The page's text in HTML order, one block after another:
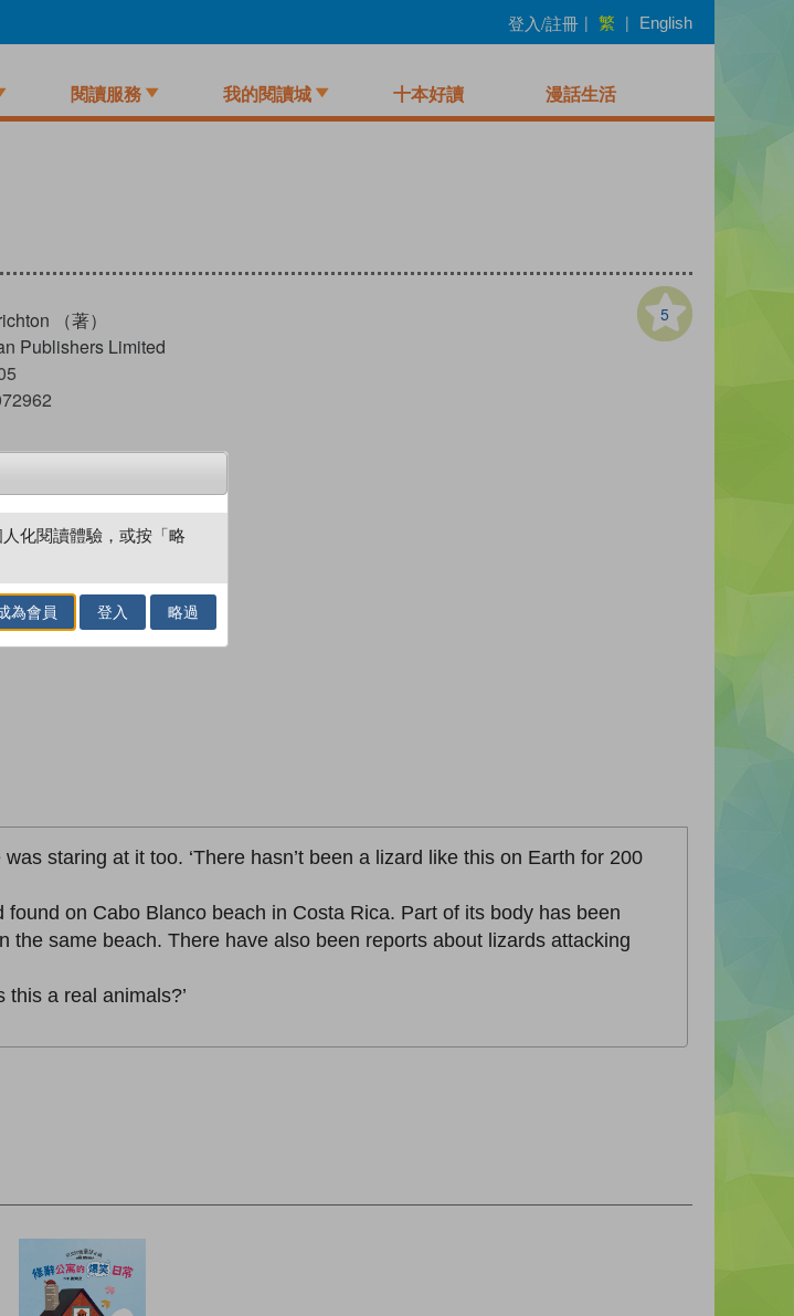
登入/註冊 | 繁 | English
閱讀服務 我的閱讀城 十本好讀 漫話生活
5
（著）
Publishers Limited
加入閱讀紀錄
staring at it too. ‘There hasn’t been a lizard like this on Earth for 200
on Cabo Blanco beach in Costa Rica. Part of its body has been
same beach. There have also been reports about lizards attacking
this a real animals?’
化閱讀體驗，或按「略
為會員 登入 略過